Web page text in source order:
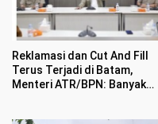
Reklamasi dan Cut And Fill
Terus Terjadi di Batam,
Menteri ATR/BPN: Banyak